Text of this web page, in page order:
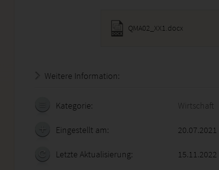
QMA02_XX1.docx
Weitere Information:
Kategorie: Wirtschaft
Eingestellt am:
Letzte Aktualisierung: 15.11.2022